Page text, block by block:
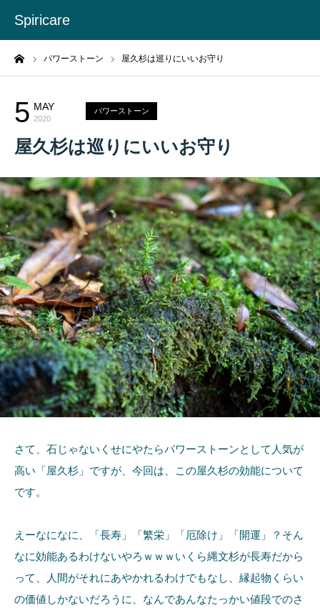
Spiricare
パワーストーン 屋久杉は巡りにいいお守り
5 MAY
2020
パワーストーン
屋久杉は巡りにいいお守り
さて、石じゃないくせにやたらパワーストーンとして人気が
高い「屋久杉」ですが、今回は、この屋久杉の効能について
です。
えーなになに、「長寿」「繁栄」「厄除け」「開運」？そん
なに効能あるわけないやろｗｗｗいくら縄文杉が長寿だから
って、人間がそれにあやかれるわけでもなし、縁起物くらい
の価値しかないだろうに、なんであんなたっかい値段でのさ